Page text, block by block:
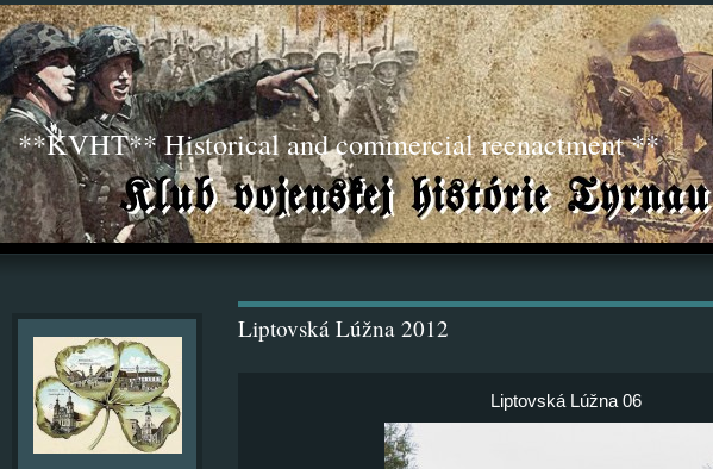
**KVHT** Historical and commercial reenactment **
Liptovská Lúžna 2012
Liptovská Lúžna 06